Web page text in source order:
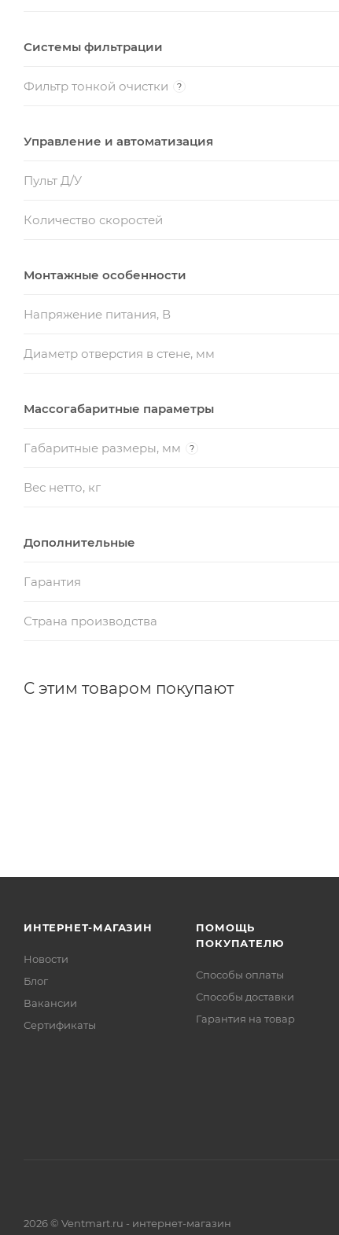
Системы фильтрации
Фильтр тонкой очистки ?
Управление и автоматизация
Пульт Д/У
Количество скоростей
Монтажные особенности
Напряжение питания, В
Диаметр отверстия в стене, мм
Массогабаритные параметры
Габаритные размеры, мм ?
Вес нетто, кг
Дополнительные
Гарантия
Страна производства
С этим товаром покупают
ИНТЕРНЕТ-МАГАЗИН
Новости
Блог
Вакансии
Сертификаты
ПОМОЩЬ
ПОКУПАТЕЛЮ
Способы оплаты
Способы доставки
Гарантия на товар
2026 © Ventmart.ru - интернет-магазин